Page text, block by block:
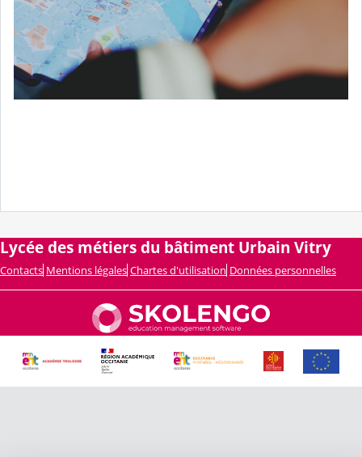
Lycée des métiers du bâtiment Urbain Vitry
Contacts Mentions légales Chartes d'utilisation Données personnelles